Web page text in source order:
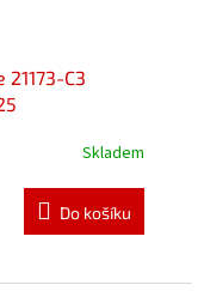
C3
Skladem
Do košíku